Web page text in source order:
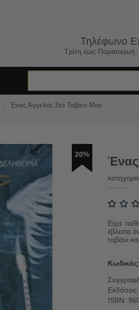
Τηλέφωνο
Τρίτη έως Παρασκευή:
/ Ένας Άγγελος Στο Ταβάνι Μου
20% Ένας
Είχα
έβλεπα
ταβάνι
Κωδικός:
Εκδόσεις:
ISBN: